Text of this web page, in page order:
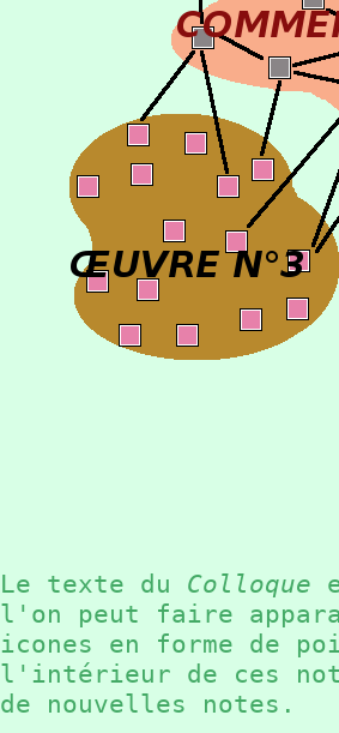
Le texte du Colloque
l'on peut faire
icones en forme de
l'intérieur de ces
de nouvelles notes.